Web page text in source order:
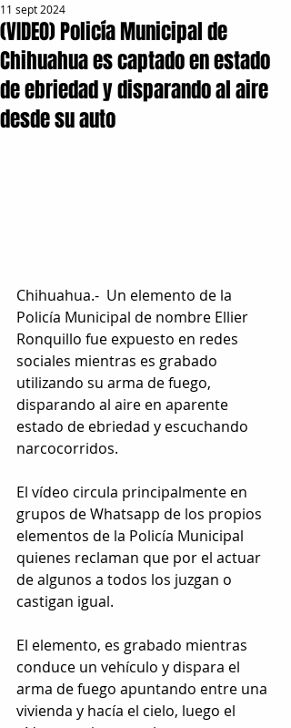
(VIDEO) Policía Municipal de
Chihuahua es captado en estado
de ebriedad y disparando al aire
desde su auto
11 sept 2024
Chihuahua.-  Un elemento de la
Policía Municipal de nombre Ellier
Ronquillo fue expuesto en redes
sociales mientras es grabado
utilizando su arma de fuego,
disparando al aire en aparente
estado de ebriedad y escuchando
narcocorridos.
El vídeo circula principalmente en
grupos de Whatsapp de los propios
elementos de la Policía Municipal
quienes reclaman que por el actuar
de algunos a todos los juzgan o
castigan igual.
El elemento, es grabado mientras
conduce un vehículo y dispara el
arma de fuego apuntando entre una
vivienda y hacía el cielo, luego el